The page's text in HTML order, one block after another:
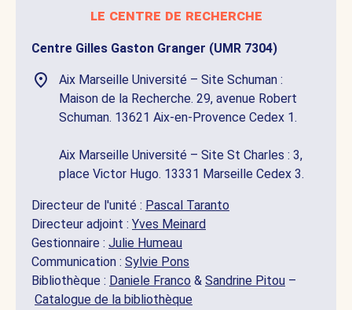
le centre de recherche
Centre Gilles Gaston Granger (UMR 7304)
Aix Marseille Université – Site Schuman :
Maison de la Recherche. 29, avenue Robert
Schuman. 13621 Aix-en-Provence Cedex 1.
Aix Marseille Université – Site St Charles : 3,
place Victor Hugo. 13331 Marseille Cedex 3.
Directeur de l'unité : Pascal Taranto
Directeur adjoint : Yves Meinard
Gestionnaire : Julie Humeau
Communication : Sylvie Pons
Bibliothèque : Daniele Franco & Sandrine Pitou –
Catalogue de la bibliothèque